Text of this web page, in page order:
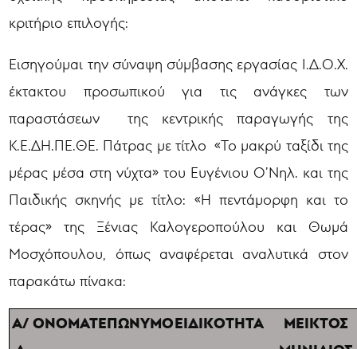
κριτήριο επιλογής:
Εισηγούμαι την σύναψη σύμβασης εργασίας Ι.Δ.Ο.Χ.
έκτακτου προσωπικού για τις ανάγκες των
παραστάσεων της κεντρικής παραγωγής της
Κ.Ε.ΔΗ.ΠΕ.ΘΕ. Πάτρας με τίτλο «Το μακρύ ταξίδι της
μέρας μέσα στη νύχτα» του Ευγένιου Ο’Νηλ. και της
Παιδικής σκηνής με τίτλο: «Η πεντάμορφη και το
τέρας» της Ξένιας Καλογεροπούλου και Θωμά
Μοσχόπουλου, όπως αναφέρεται αναλυτικά στον
παρακάτω πίνακα:
Α/ ΟΝΟΜΑΤΕΠΩΝΥΜΟΕΙΔΙΚΟΤΗΤΑ
ΜΕΙΚΤΟΣ